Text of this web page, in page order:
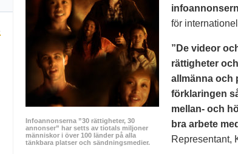
Infoannonserna ”30 rättigheter, 30
annonser” har setts av tiotals miljoner
människor i över 100 länder på alla
tänkbara platser och sändningsmedier.
för
”De videor
rättigheter
allmänna och
förklaringen
mellan- och
bra arbete
Representant,